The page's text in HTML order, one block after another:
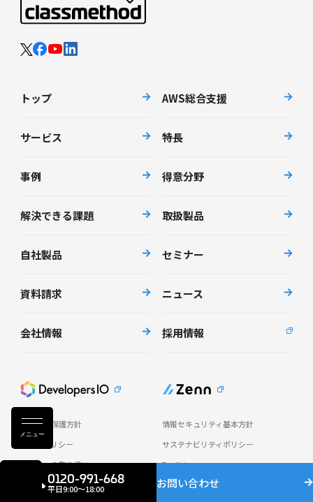
メニュー
トップ AWS総合支援
サービス 特長
事例 得意分野
解決できる課題 取扱製品
自社製品 セミナー
資料請求 ニュース
会社情報 採用情報
個人情報保護方針
情報セキュリティ基本方針
AI倫理ポリシー
サステナビリティポリシー
クッキーの取り扱い
English
0120-991-668
平日9:00〜18:00 お問い合わせ